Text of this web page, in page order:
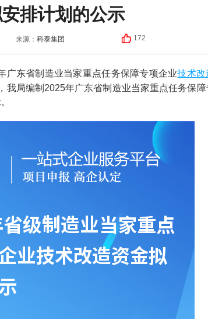
排计划的公示
来源： 科泰集团 172
东省制造业当家重点任务保障专项企业技术改
我局编制2025年广东省制造业当家重点任务保障